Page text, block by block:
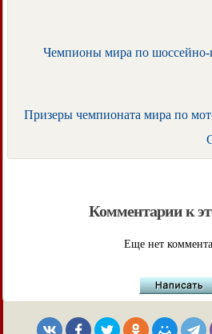
Чемпионы мира по шоссейно-
Призеры чемпионата мира по
Комментарии к
Еще нет